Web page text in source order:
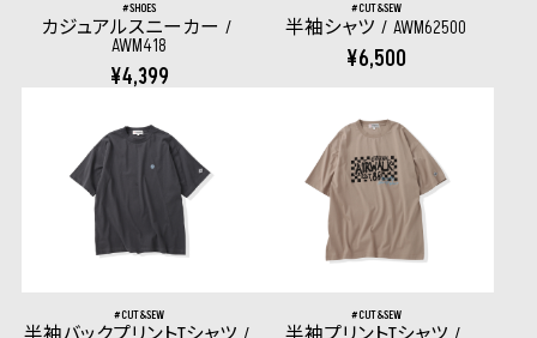
SHOES
カジュアルスニーカー
AWM418
¥4,399
CUT&SEW
半袖シャツ AWM62500
¥6,500
CUT&SEW CUT&SEW